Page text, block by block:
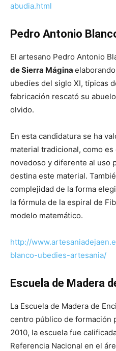
abudia.html
Pedro Antonio
El artesano Pedro Antonio
de Sierra Mágina
ubedíes del siglo XI, típicas
fabricación rescató su
olvido.
En esta candidatura se ha
material tradicional, como
novedoso y diferente al uso
destina este material.
complejidad de la forma
la fórmula de la espiral de
modelo matemático.
http://
blanco-ubedies-artesania/
Escuela de Madera
La Escuela de Madera de
centro público de formación
2010, la escuela fue
Referencia Nacional en el